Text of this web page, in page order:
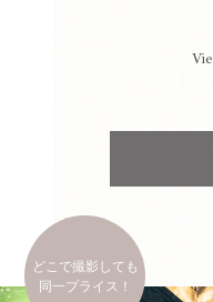
どこで撮影しても
同一プライス！